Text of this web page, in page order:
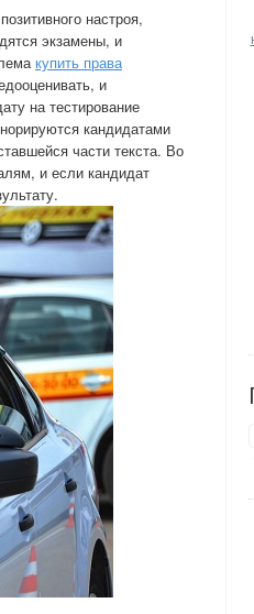
настроя,
экзамены, и
купить права
и
на тестирование
кандидатами
части текста. Во
и если кандидат